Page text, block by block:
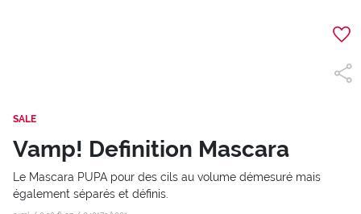
SALE
Vamp! Definition Mascara
Le Mascara PUPA pour des cils au volume démesuré mais
également séparés et définis.